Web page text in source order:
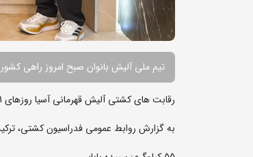
تیم ملی آلیش بانوان صبح امروز راهی
رقابت های کشتی آلیش قهرمانی آسیا روزهای 1 تا 3 خردادماه در کشور ازبکستان برگزار می شود.
به گزارش روابط عمومی فدراسیون کشتی،